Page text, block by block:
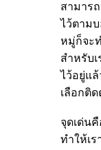
สามาร
ไว้ตาม
หมู่ก็จะ
สำหรับ
ไว้อยู่แ
เลือกติ
จุดเด่น
ทำให้เ